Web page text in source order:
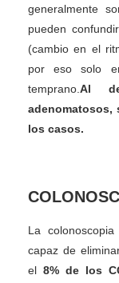
generalmente
pueden
(cambio en el
por eso solo
temprano. Al
adenomatosos,
los casos.
La
capaz de
el 8% de los